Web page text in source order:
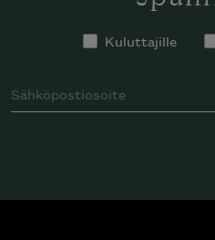
Kuluttajille